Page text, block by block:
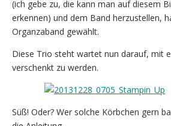
(ich gebe zu, die kann man auf diesem
erkennen) und dem Band herzustellen,
Organzaband gewählt.
Diese Trio steht wartet nun darauf, mit
verschenkt zu werden.
Süß! Oder? Wer solche Körbchen gern